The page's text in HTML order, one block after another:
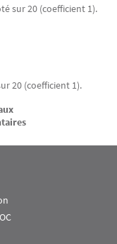
sur 20 (coefficient 1).
20 (coefficient 1).